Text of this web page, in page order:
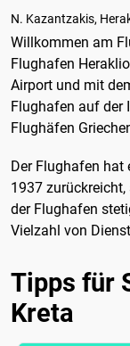
N. Kazantzakis,
Willkommen am
Flughafen
Airport und mit
Flughafen auf der
Flughäfen
Der Flughafen hat
1937
der Flughafen
Vielzahl von
Tipps für
Kreta